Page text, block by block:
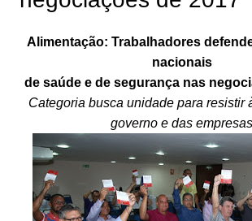
Alimentação: Trabalhadores
nacionais
de saúde e de segurança nas
Categoria busca unidade para resistir
governo e das empresas